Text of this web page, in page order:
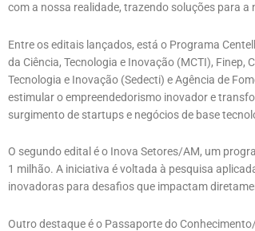
com a nossa realidade, trazendo soluções para a
Entre os editais lançados, está o Programa
da Ciência, Tecnologia e Inovação (MCTI), Finep,
Tecnologia e Inovação (Sedecti) e Agência de
estimular o empreendedorismo inovador e
surgimento de startups e negócios de base
O segundo edital é o Inova Setores/AM, um
1 milhão. A iniciativa é voltada à pesquisa
inovadoras para desafios que impactam
Outro destaque é o Passaporte do